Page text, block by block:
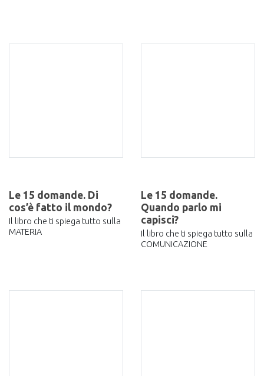
Le 15 domande. Di
cos’è fatto il mondo?
Il libro che ti spiega tutto sulla
MATERIA
Le 15 domande.
Quando parlo mi
capisci?
Il libro che ti spiega tutto sulla
COMUNICAZIONE